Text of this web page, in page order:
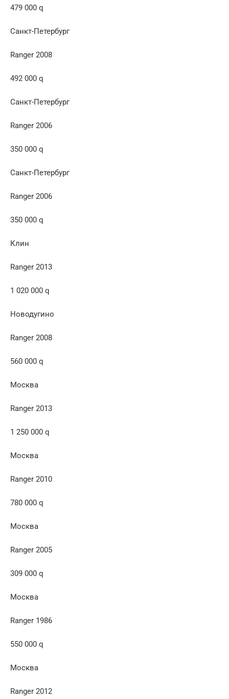
479 000 q
Санкт-Петербург
Ranger 2008
492 000 q
Санкт-Петербург
Ranger 2006
350 000 q
Санкт-Петербург
Ranger 2006
350 000 q
Клин
Ranger 2013
1 020 000 q
Новодугино
Ranger 2008
560 000 q
Москва
Ranger 2013
1 250 000 q
Москва
Ranger 2010
780 000 q
Москва
Ranger 2005
309 000 q
Москва
Ranger 1986
550 000 q
Москва
Ranger 2012